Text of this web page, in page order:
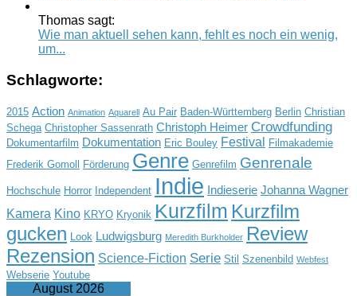
Thomas sagt:
Wie man aktuell sehen kann, fehlt es noch ein wenig,
um...
Schlagworte:
2015 Action Animation Aquarell Au Pair Baden-Württemberg Berlin Christian
Schega Christopher Sassenrath Christoph Heimer Crowdfunding
Dokumentarfilm Dokumentation Eric Bouley Festival
Filmakademie
Frederik Gomoll Förderung Genre Genrefilm Genrenale
Hochschule Horror Independent Indie Indieserie Johanna Wagner
Kamera Kino KRYO Kryonik Kurzfilm Kurzfilm
gucken Look Ludwigsburg Meredith Burkholder Review
Rezension Science-Fiction Serie Stil Szenenbild Webfest
Webserie Youtube
August 2026